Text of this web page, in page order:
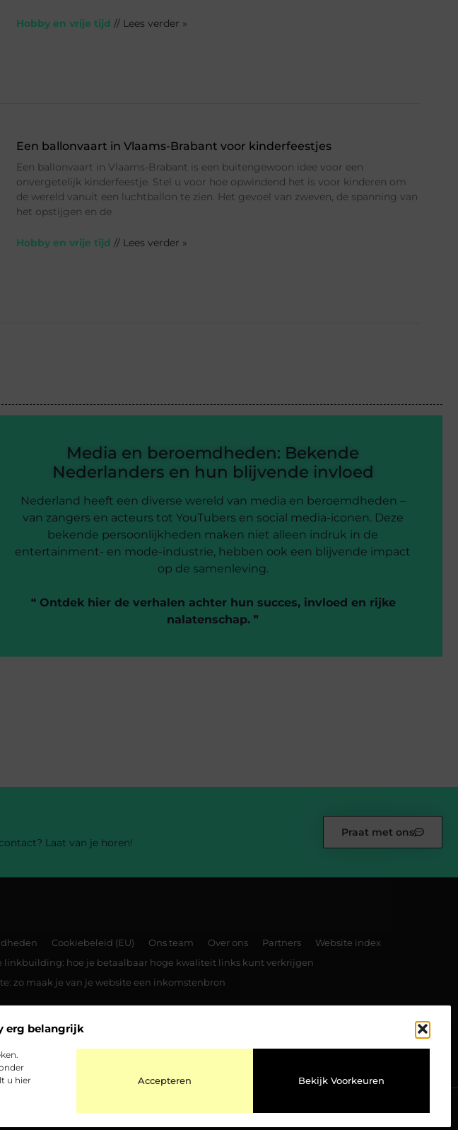
erg belangrijk
u hier
Accepteren Bekijk Voorkeuren
Hobby en vrije tijd // Lees verder »
Een ballonvaart in Vlaams-Brabant voor kinderfeestjes
Een ballonvaart in Vlaams-Brabant is een buitengewoon idee voor een
onvergetelijk kinderfeestje. Stel u voor hoe opwindend het is voor kinderen om
de wereld vanuit een luchtballon te zien. Het gevoel van zweven, de spanning van
het opstijgen en de
Hobby en vrije tijd // Lees verder »
Media en beroemdheden: Bekende
Nederlanders en hun blijvende invloed
Nederland heeft een diverse wereld van media en beroemdheden –
van zangers en acteurs tot YouTubers en social media-iconen. Deze
bekende persoonlijkheden maken niet alleen indruk in de
entertainment- en mode-industrie, hebben ook een blijvende impact
op de samenleving.
❝ Ontdek hier de verhalen achter hun succes, invloed en rijke
nalatenschap.❞
Laat van je horen!
Praat met ons
Cookiebeleid (EU) Ons team Over ons Partners
Website index
linkbuilding: hoe je betaalbaar hoge kwaliteit links kunt verkrijgen
zo maak je van je website een inkomstenbron
All Right Reserved.​